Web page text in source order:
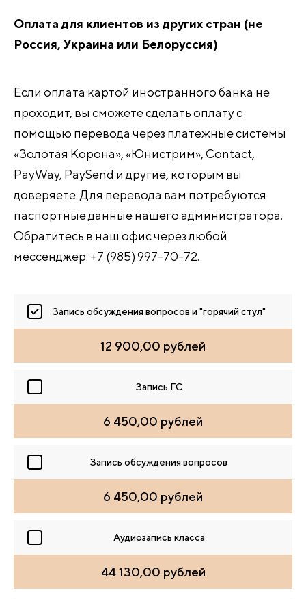
Оплата для клиентов из других стран (не
Россия, Украина или Белоруссия)
Если оплата картой иностранного банка не
проходит, вы сможете сделать оплату с
помощью перевода через платежные системы
«Золотая Корона», «Юнистрим», Contact,
PayWay, PaySend и другие, которым вы
доверяете. Для перевода вам потребуются
паспортные данные нашего администратора.
Обратитесь в наш офис через любой
мессенджер: +7 (985) 997-70-72.
Запись обсуждения вопросов и "горячий стул"
12 900,00 рублей
Запись ГС
6 450,00 рублей
Запись обсуждения вопросов
6 450,00 рублей
Аудиозапись класса
44 130,00 рублей